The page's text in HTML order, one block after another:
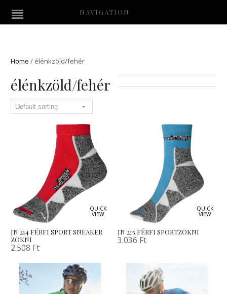
NAVIGATION
Home / élénkzöld/fehér
élénkzöld/fehér
QUICK
VIEW
JN 214 FÉRFI SPORT SNEAKER
ZOKNI
2.508 Ft
QUICK
VIEW
JN 215 FÉRFI SPORTZOKNI
3.036 Ft